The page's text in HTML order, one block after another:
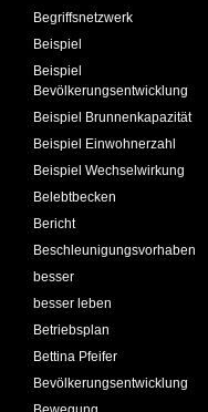
Begriffsnetzwerk
Beispiel
Beispiel
Bevölkerungsentwicklung
Beispiel Brunnenkapazität
Beispiel Einwohnerzahl
Beispiel Wechselwirkung
Belebtbecken
Bericht
Beschleunigungsvorhaben
besser
besser leben
Betriebsplan
Bettina Pfeifer
Bevölkerungsentwicklung